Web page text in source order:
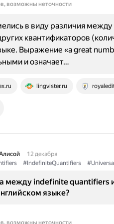
возможны неточности
lingvister.ru
в виду различия
квантификаторов
Выражение «a great
и означает…
12 декабря
#IndefiniteQuantifiers
между indefinite quantifiers
языке?
возможны неточности